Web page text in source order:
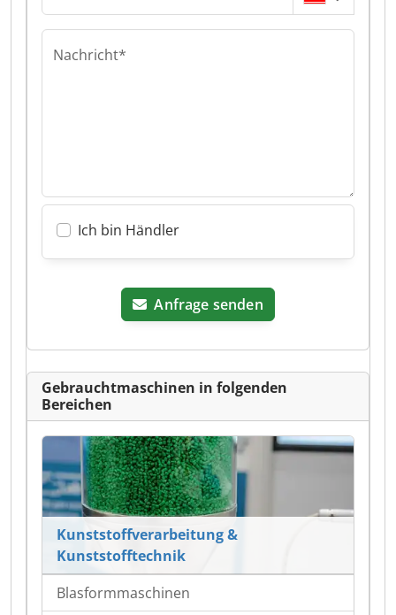
Nachricht*
Ich bin Händler
Anfrage senden
Gebrauchtmaschinen in folgenden
Bereichen
Kunststoffverarbeitung &
Kunststofftechnik
Blasformmaschinen